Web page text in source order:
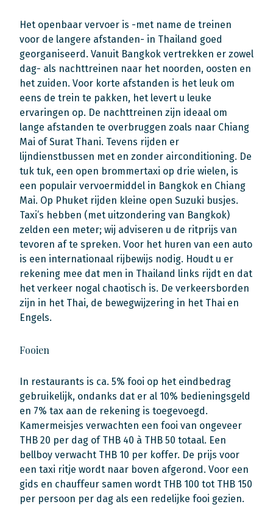
Het openbaar vervoer is -met name de treinen
voor de langere afstanden- in Thailand goed
georganiseerd. Vanuit Bangkok vertrekken er zowel
dag- als nachttreinen naar het noorden, oosten en
het zuiden. Voor korte afstanden is het leuk om
eens de trein te pakken, het levert u leuke
ervaringen op. De nachttreinen zijn ideaal om
lange afstanden te overbruggen zoals naar Chiang
Mai of Surat Thani. Tevens rijden er
lijndienstbussen met en zonder airconditioning. De
tuk tuk, een open brommertaxi op drie wielen, is
een populair vervoermiddel in Bangkok en Chiang
Mai. Op Phuket rijden kleine open Suzuki busjes.
Taxi’s hebben (met uitzondering van Bangkok)
zelden een meter; wij adviseren u de ritprijs van
tevoren af te spreken. Voor het huren van een auto
is een internationaal rijbewijs nodig. Houdt u er
rekening mee dat men in Thailand links rijdt en dat
het verkeer nogal chaotisch is. De verkeersborden
zijn in het Thai, de bewegwijzering in het Thai en
Engels.
Fooien
In restaurants is ca. 5% fooi op het eindbedrag
gebruikelijk, ondanks dat er al 10% bedieningsgeld
en 7% tax aan de rekening is toegevoegd.
Kamermeisjes verwachten een fooi van ongeveer
THB 20 per dag of THB 40 à THB 50 totaal. Een
bellboy verwacht THB 10 per koffer. De prijs voor
een taxi ritje wordt naar boven afgerond. Voor een
gids en chauffeur samen wordt THB 100 tot THB 150
per persoon per dag als een redelijke fooi gezien.